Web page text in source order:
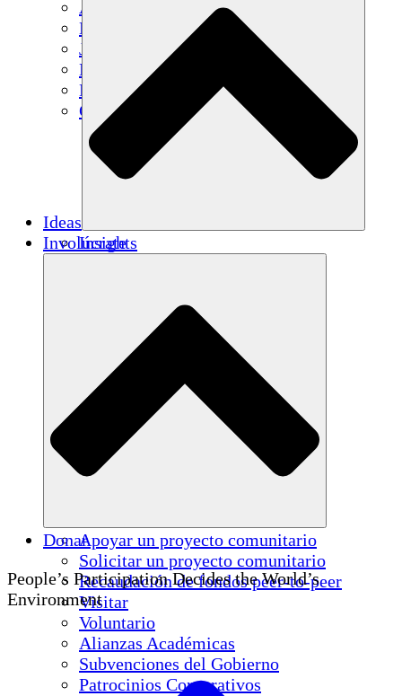
Agua limpia
Empoderamiento de la mujer
Jóvenes y estudiantes
Preservación cultural y diálogo
Desarrollo de capacidades
Créditos de carbono
Ideas
Insights
Involúcrate
Apoyar un proyecto comunitario
Solicitar un proyecto comunitario
Recaudación de fondos peer-to-peer
Visitar
Voluntario
Alianzas Académicas
Subvenciones del Gobierno
Patrocinios Corporativos
Donar
People’s Participation Decides the World’s
Environment